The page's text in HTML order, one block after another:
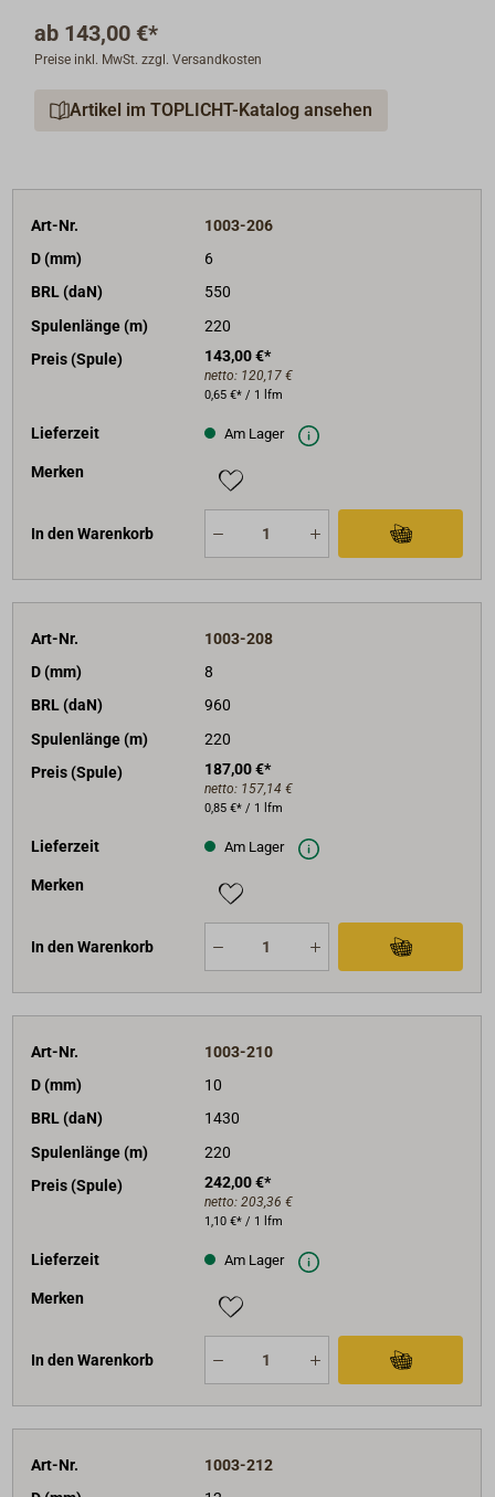
ab 143,00 €*
Preise inkl. MwSt. zzgl. Versandkosten
Artikel im TOPLICHT-Katalog ansehen
Art-Nr.
1003-206
D (mm)
6
BRL (daN)
550
Spulenlänge (m)
220
Preis (Spule)
143,00 €*
netto: 120,17 €
0,65 €* / 1 lfm
Lieferzeit Am Lager
Merken
In den Warenkorb
Art-Nr.
1003-208
D (mm)
8
BRL (daN)
960
Spulenlänge (m)
220
Preis (Spule)
187,00 €*
netto: 157,14 €
0,85 €* / 1 lfm
Lieferzeit Am Lager
Merken
In den Warenkorb
Art-Nr.
1003-210
D (mm)
10
BRL (daN)
1430
Spulenlänge (m)
220
Preis (Spule)
242,00 €*
netto: 203,36 €
1,10 €* / 1 lfm
Lieferzeit Am Lager
Merken
In den Warenkorb
Art-Nr.
1003-212